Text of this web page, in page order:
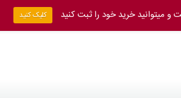
میتوانید خرید خود را ثبت کنید کلیک کنید